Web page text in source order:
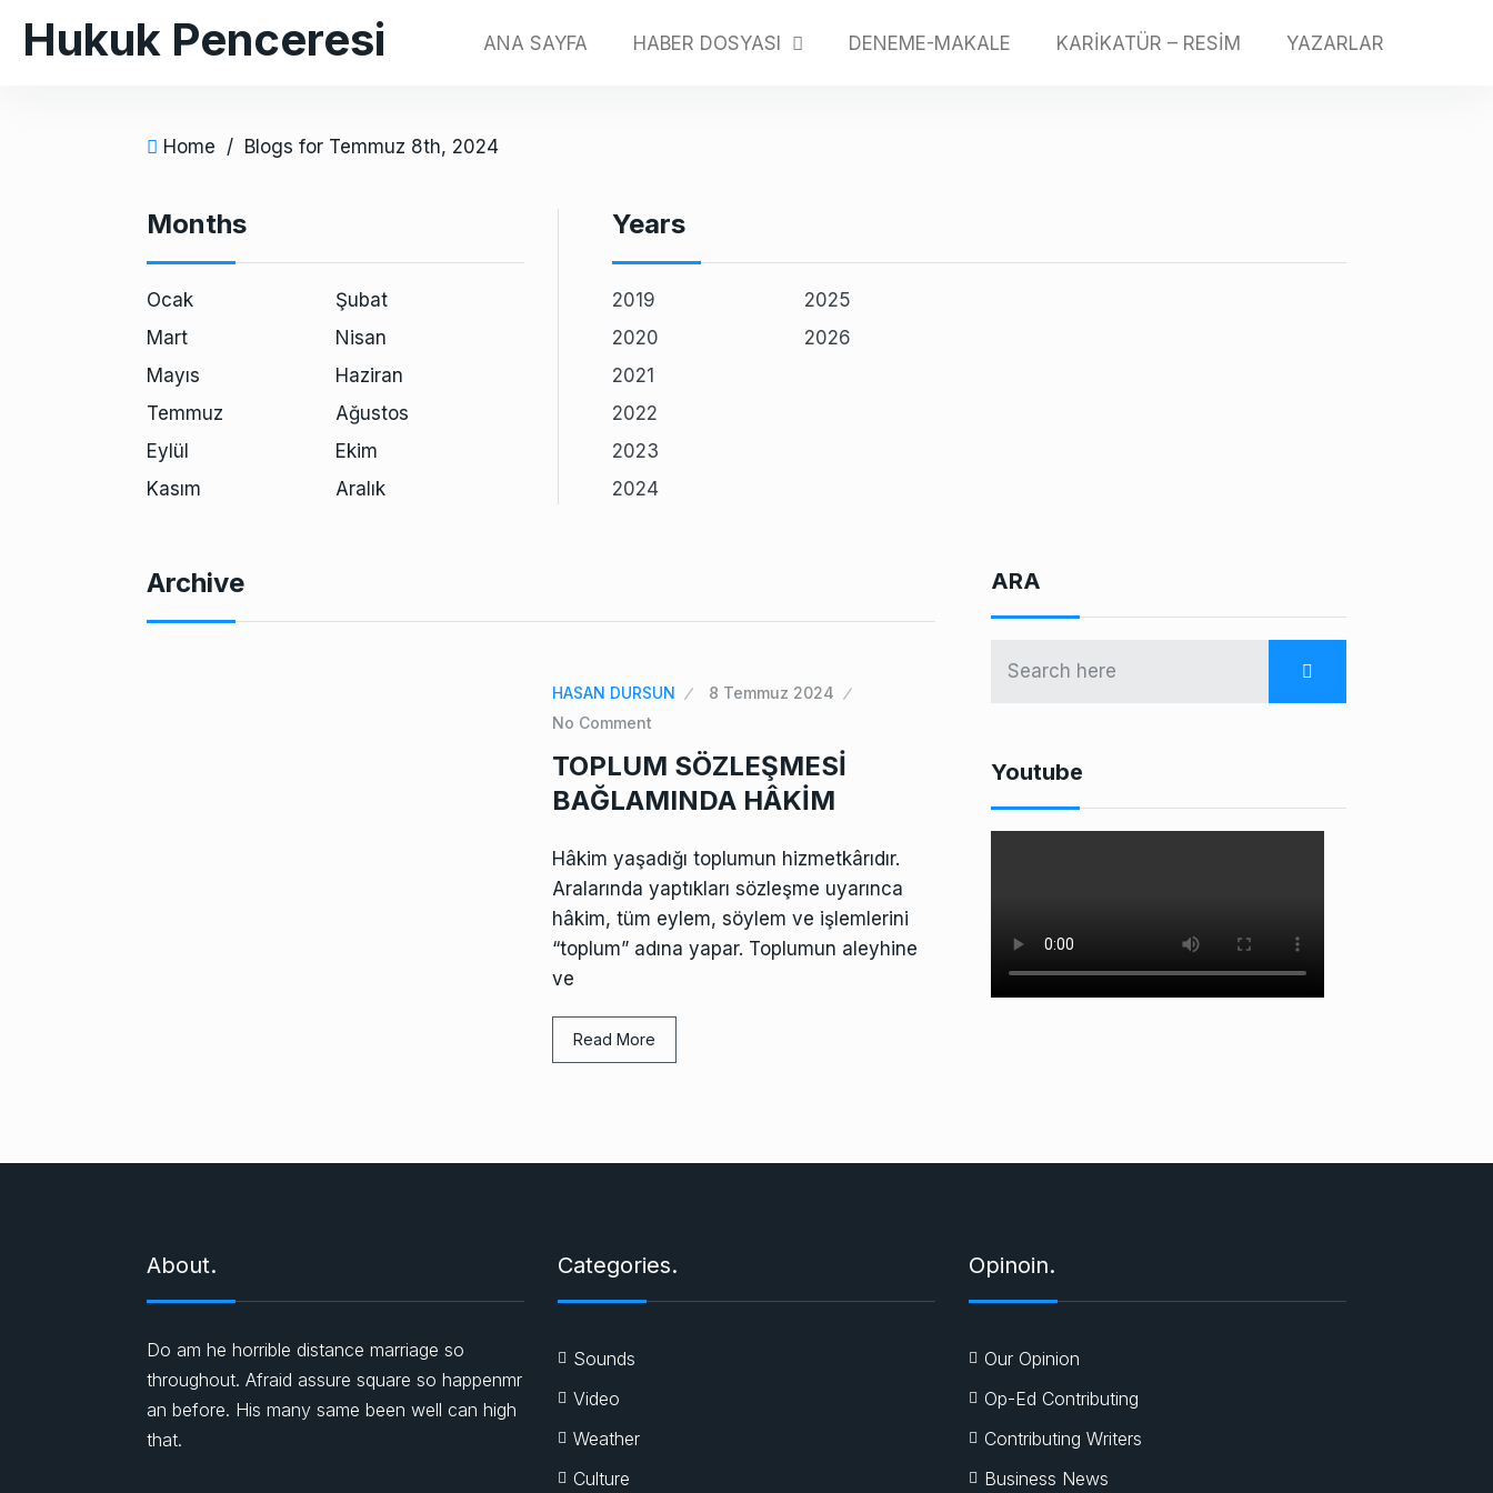
Hukuk Penceresi ANA SAYFA HABER DOSYASI DENEME-MAKALE KARİKATÜR – RESİM YAZARLAR
Home / Blogs for Temmuz 8th, 2024
Months
Ocak
Şubat
Mart
Nisan
Mayıs
Haziran
Temmuz
Ağustos
Eylül
Ekim
Kasım
Aralık
Years
2019
2020
2021
2022
2023
2024
2025
2026
Archive
HASAN DURSUN
8 Temmuz 2024
No Comment
TOPLUM SÖZLEŞMESİ
BAĞLAMINDA HÂKİM
Hâkim yaşadığı toplumun hizmetkârıdır.
Aralarında yaptıkları sözleşme uyarınca
hâkim, tüm eylem, söylem ve işlemlerini
“toplum” adına yapar. Toplumun aleyhine
ve
Read More
ARA
Youtube
About.
Do am he horrible distance marriage so
throughout. Afraid assure square so happenmr
an before. His many same been well can high
that.
Categories.
Sounds
Video
Weather
Culture
Opinoin.
Our Opinion
Op-Ed Contributing
Contributing Writers
Business News